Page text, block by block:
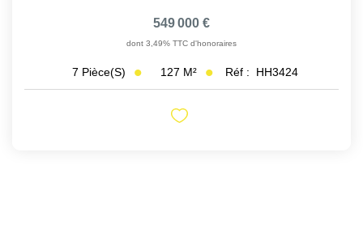
549 000 €
dont 3,49% TTC d'honoraires
7 Pièce(s) 127 M² Réf : HH3424